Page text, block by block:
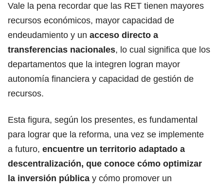
Vale la pena recordar que las RET tienen mayores
recursos económicos, mayor capacidad de
endeudamiento y un acceso directo a
transferencias nacionales, lo cual significa que los
departamentos que la integren logran mayor
autonomía financiera y capacidad de gestión de
recursos.
Esta figura, según los presentes, es fundamental
para lograr que la reforma, una vez se implemente
a futuro, encuentre un territorio adaptado a
descentralización, que conoce cómo optimizar
la inversión pública y cómo promover un